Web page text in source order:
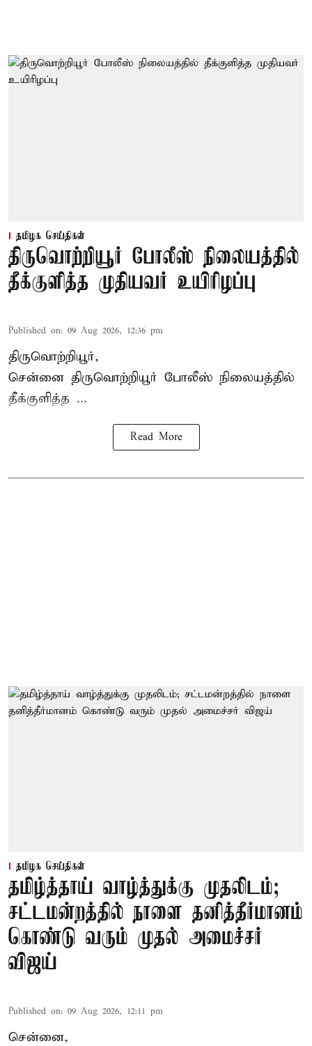
தமிழக செய்திகள்
திருவொற்றியூர் போலீஸ் நிலையத்தில்
தீக்குளித்த முதியவர் உயிரிழப்பு
Published on: 09 Aug 2026, 12:36 pm
திருவொற்றியூர்,
சென்னை திருவொற்றியூர் போலீஸ் நிலையத்தில்
தீக்குளித்த ...
Read More
தமிழக செய்திகள்
தமிழ்த்தாய் வாழ்த்துக்கு முதலிடம்;
சட்டமன்றத்தில் நாளை தனித்தீர்மானம்
கொண்டு வரும் முதல் அமைச்சர்
விஜய்
Published on: 09 Aug 2026, 12:11 pm
சென்னை,